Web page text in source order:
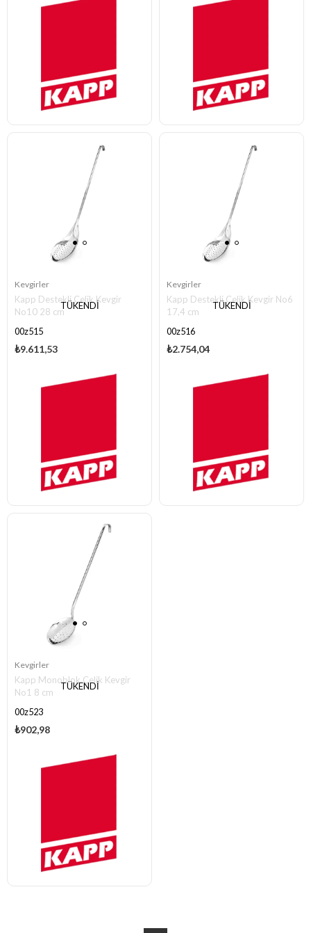
TÜKENDI
Kevgirler
Kapp Destekli Çelik Kevgir
No10 28 cm
00z515
₺9.611,53
TÜKENDI
Kevgirler
Kapp Destekli Çelik Kevgir No6
17,4 cm
00z516
₺2.754,04
TÜKENDI
Kevgirler
Kapp Monoblok Çelik Kevgir
No1 8 cm
00z523
₺902,98